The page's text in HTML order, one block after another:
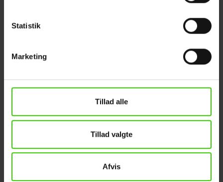
Statistik
Marketing
Tillad alle
Tillad valgte
Afvis
Industriparken 16
Tlf. +45 88 32 17 70
info@panelbyg.dk
Kontakt